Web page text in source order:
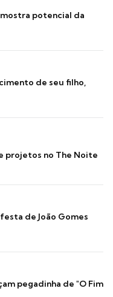
potencial da
de seu filho,
projetos no The Noite
de João Gomes
pegadinha de "O Fim